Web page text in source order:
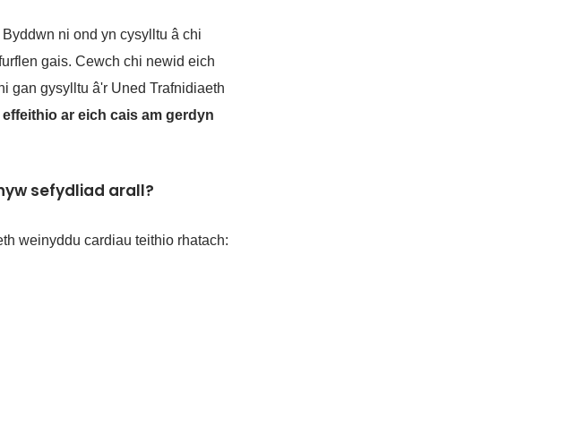
ni ond yn cysylltu â chi
gais. Cewch chi newid eich
gan gysylltu â'r Uned Trafnidiaeth
ar eich cais am gerdyn
sefydliad arall?
weinyddu cardiau teithio rhatach: